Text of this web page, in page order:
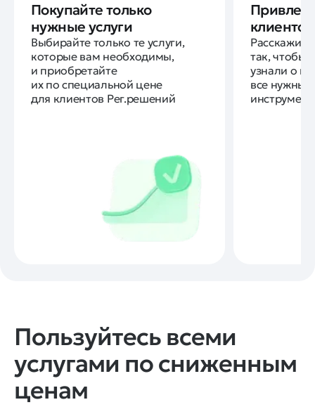
Покупайте только
нужные услуги
Выбирайте только те услуги,
которые вам необходимы,
и приобретайте
их по специальной цене
для клиентов Рег.решений
клиентов
так, чтобы
узнали о
все нужные
Пользуйтесь всеми
услугами по сниженным
ценам